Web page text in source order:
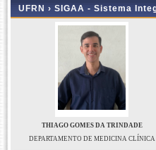
UFRN › SIGAA - Sistema
THIAGO GOMES DA TRINDADE
DEPARTAMENTO DE MEDICINA CLÍNICA